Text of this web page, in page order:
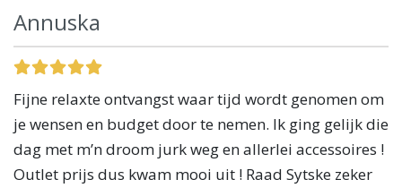
Annuska
Fijne relaxte ontvangst waar tijd wordt genomen om
je wensen en budget door te nemen. Ik ging gelijk die
dag met m’n droom jurk weg en allerlei accessoires !
Outlet prijs dus kwam mooi uit ! Raad Sytske zeker